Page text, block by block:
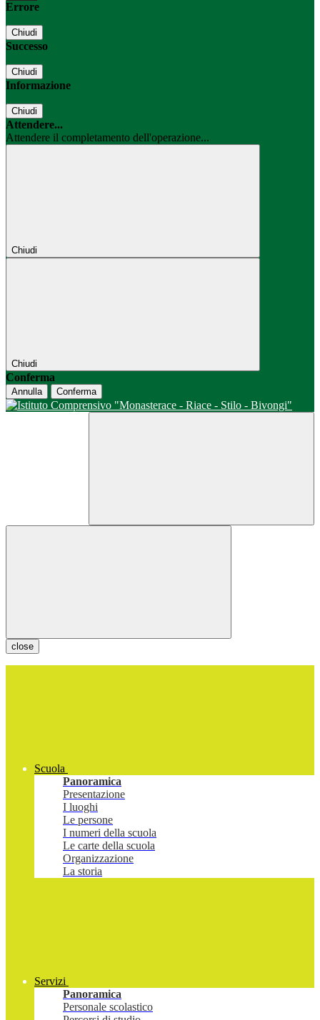
Errore
Chiudi
Successo
Chiudi
Informazione
Chiudi
Attendere...
Attendere il completamento dell'operazione...
Chiudi
Chiudi
Conferma
Annulla Conferma
close
Scuola
Panoramica
Presentazione
I luoghi
Le persone
I numeri della scuola
Le carte della scuola
Organizzazione
La storia
Servizi
Panoramica
Personale scolastico